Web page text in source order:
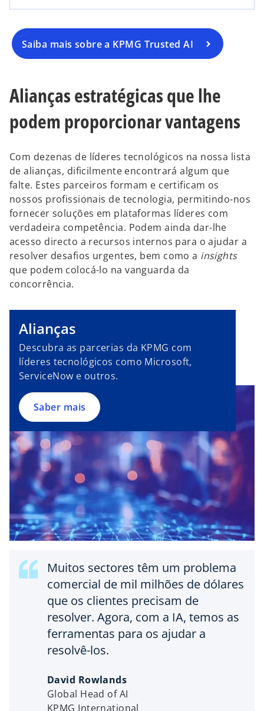
Saiba mais sobre a KPMG Trusted AI
Alianças estratégicas que lhe
podem proporcionar vantagens
Com dezenas de líderes tecnológicos na nossa lista
de alianças, dificilmente encontrará algum que
falte. Estes parceiros formam e certificam os
nossos profissionais de tecnologia, permitindo-nos
fornecer soluções em plataformas líderes com
verdadeira competência. Podem ainda dar-lhe
acesso directo a recursos internos para o ajudar a
resolver desafios urgentes, bem como a insights
que podem colocá-lo na vanguarda da
concorrência.
Alianças
Descubra as parcerias da KPMG com
líderes tecnológicos como Microsoft,
ServiceNow e outros.
Saber mais
Muitos sectores têm um problema
comercial de mil milhões de dólares
que os clientes precisam de
resolver. Agora, com a IA, temos as
ferramentas para os ajudar a
resolvê-los.
David Rowlands
Global Head of AI
KPMG International